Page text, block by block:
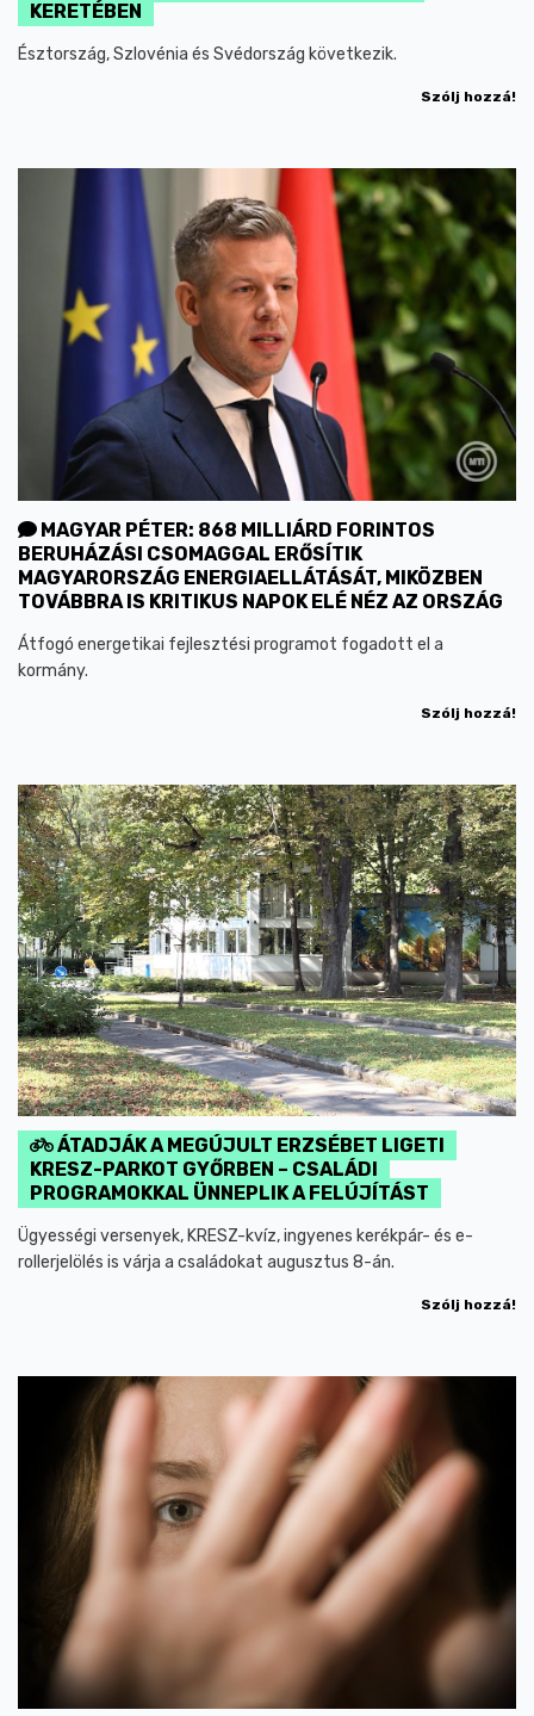
KERETÉBEN
Észtország, Szlovénia és Svédország következik.
Szólj hozzá!
MAGYAR PÉTER: 868 MILLIÁRD FORINTOS
BERUHÁZÁSI CSOMAGGAL ERŐSÍTIK
MAGYARORSZÁG ENERGIAELLÁTÁSÁT, MIKÖZBEN
TOVÁBBRA IS KRITIKUS NAPOK ELÉ NÉZ AZ ORSZÁG
Átfogó energetikai fejlesztési programot fogadott el a
kormány.
Szólj hozzá!
ÁTADJÁK A MEGÚJULT ERZSÉBET LIGETI
KRESZ-PARKOT GYŐRBEN – CSALÁDI
PROGRAMOKKAL ÜNNEPLIK A FELÚJÍTÁST
Ügyességi versenyek, KRESZ-kvíz, ingyenes kerékpár- és e-
rollerjelölés is várja a családokat augusztus 8-án.
Szólj hozzá!